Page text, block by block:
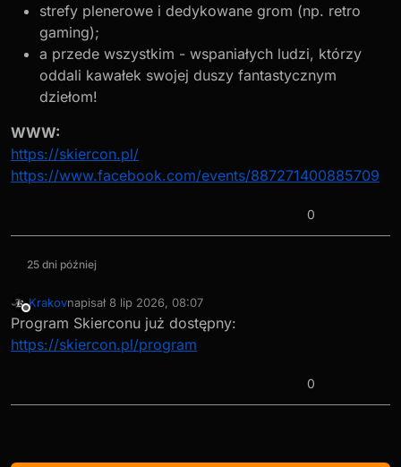
strefy plenerowe i dedykowane grom (np. retro
gaming);
a przede wszystkim - wspaniałych ludzi, którzy
oddali kawałek swojej duszy fantastycznym
dziełom!
WWW:
https://skiercon.pl/
https://www.facebook.com/events/887271400885709
0
25 dni później
Niedostępny
Krakovnapisał 8 lip 2026, 08:07
ostatnio edytowany przez
Program Skierconu już dostępny:
https://skiercon.pl/program
0